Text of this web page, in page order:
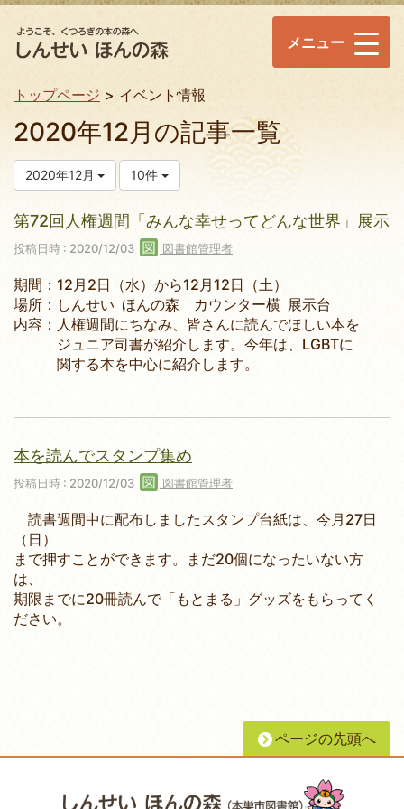
メニュー
トップページ イベント情報
2020年12月の記事一覧
2020年12月 10件
第72回人権週間「みんな幸せってどんな世界」展示
投稿日時 : 2020/12/03 図書館管理者
期間：12月2日（水）から12月12日（土）
場所：しんせい ほんの森 カウンター横 展示台
内容：人権週間にちなみ、皆さんに読んでほしい本を
ジュニア司書が紹介します。今年は、LGBTに
関する本を中心に紹介します。
本を読んでスタンプ集め
投稿日時 : 2020/12/03 図書館管理者
読書週間中に配布しましたスタンプ台紙は、今月27日
（日）
まで押すことができます。まだ20個になったいない方
は、
期限までに20冊読んで「もとまる」グッズをもらってく
ださい。
ページの先頭へ